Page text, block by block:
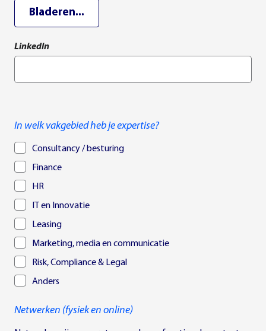
Bladeren...
LinkedIn
In welk vakgebied heb je expertise?
Consultancy / besturing
Finance
HR
IT en Innovatie
Leasing
Marketing, media en communicatie
Risk, Compliance & Legal
Anders
Netwerken (fysiek en online)